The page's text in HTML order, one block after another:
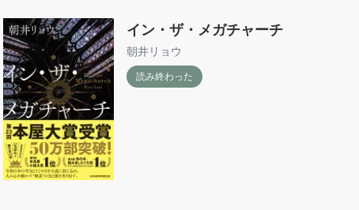
イン・ザ・メガチャーチ
朝井リョウ
読み終わった